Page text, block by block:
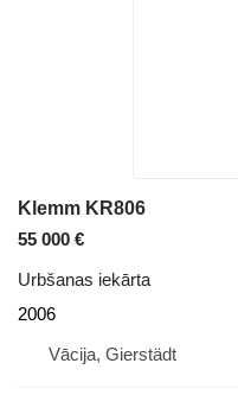
Klemm KR806
55 000 €
Urbšanas iekārta
2006
Vācija, Gierstädt